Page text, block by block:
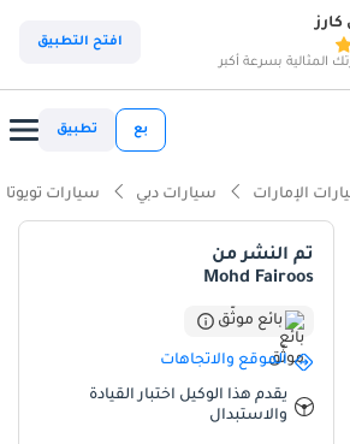
المثالية بسرعة أكبر
افتح التطبيق
بع تطبيق
الإمارات سيارات دبي سيارات تويوتا
تم النشر من
Mohd Fairoos
بائع موثّق
الموقع والاتجاهات
يقدم هذا الوكيل اختبار القيادة
والاستبدال
الوقود في فئته
فئتها
فئته